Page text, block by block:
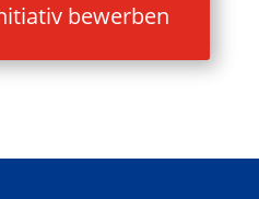
bewerben